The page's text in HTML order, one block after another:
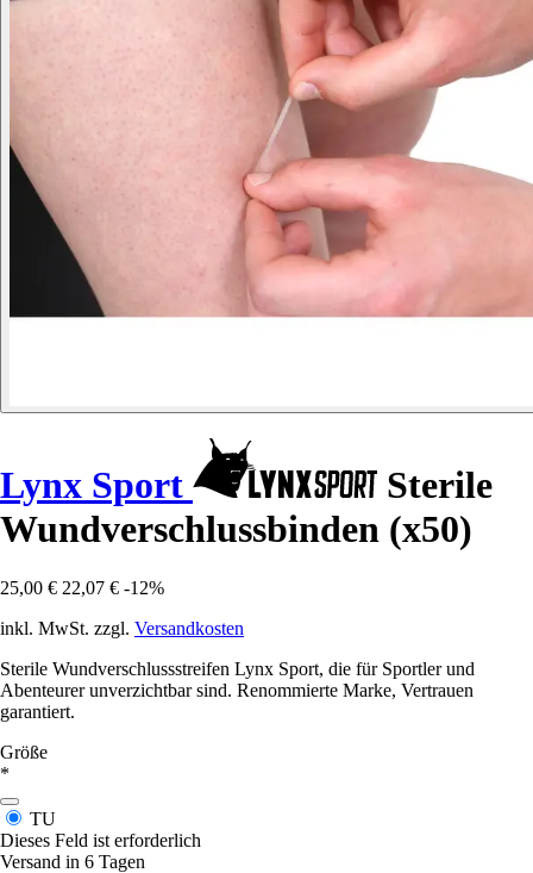
Lynx Sport
Sterile
Wundverschlussbinden (x50)
25,00 € 22,07 € -12%
inkl. MwSt. zzgl. Versandkosten
Sterile Wundverschlussstreifen Lynx Sport, die für Sportler und
Abenteurer unverzichtbar sind. Renommierte Marke, Vertrauen
garantiert.
Größe
*
TU
Dieses Feld ist erforderlich
Versand in 6 Tagen